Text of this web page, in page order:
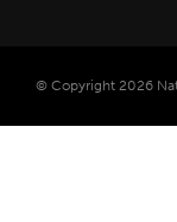
© Copyright 2026